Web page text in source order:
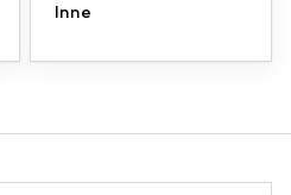
Inne